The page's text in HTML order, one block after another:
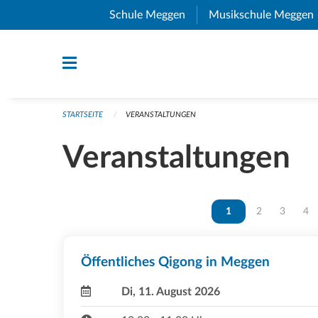
Navigation überspringen
Schule Meggen (External Link)
Musikschule Meggen
STARTSEITE VERANSTALTUNGEN
Veranstaltungen
Vous êtes sur la page
1 Vous êtes sur
2 Vous
3 4
Öffentliches Qigong in Meggen
Di, 11. August 2026